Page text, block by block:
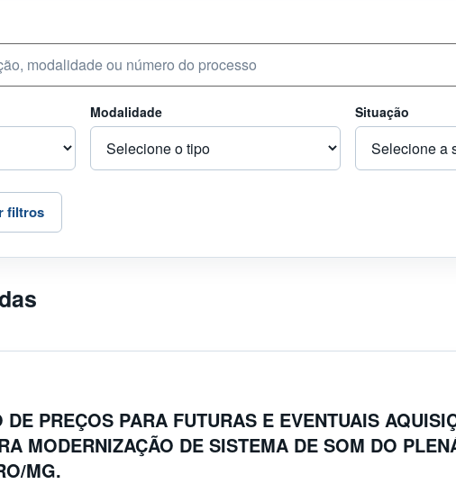
Modalidade Situação
filtros
PREÇOS PARA FUTURAS E EVENTUAIS
MODERNIZAÇÃO DE SISTEMA DE SOM DO
MG.